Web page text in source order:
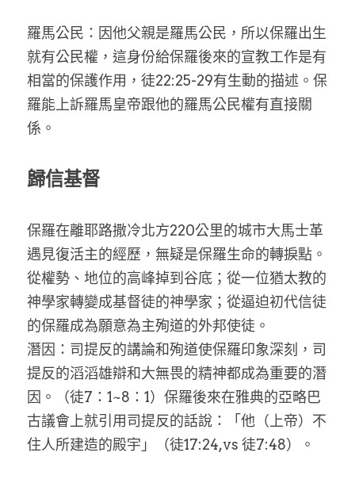
羅馬公民：因他父親是羅馬公民，所以保羅出生
就有公民權，這身份給保羅後來的宣教工作是有
相當的保護作用，徒22:25-29有生動的描述。保
羅能上訴羅馬皇帝跟他的羅馬公民權有直接關
係。
歸信基督
保羅在離耶路撒冷北方220公里的城市大馬士革
遇見復活主的經歷，無疑是保羅生命的轉捩點。
從權勢、地位的高峰掉到谷底；從一位猶太教的
神學家轉變成基督徒的神學家；從逼迫初代信徒
的保羅成為願意為主殉道的外邦使徒。
潛因：司提反的講論和殉道使保羅印象深刻，司
提反的滔滔雄辯和大無畏的精神都成為重要的潛
因。（徒7：1~8：1）保羅後來在雅典的亞略巴
古議會上就引用司提反的話說：「他（上帝）不
住人所建造的殿宇」（徒17:24,vs 徒7:48）。